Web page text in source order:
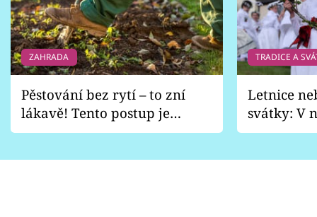
ZAHRADA
Pěstování bez rytí – to zní
lákavě! Tento postup je
vhodný jen pro některé
TRADICE A
Letnice
svátky: V
pondělí